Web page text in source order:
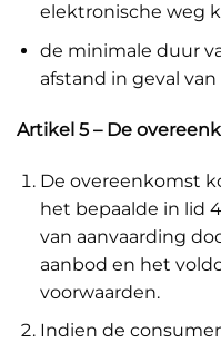
elektronische weg
de minimale duur
afstand in geval
Artikel 5 – De
De overeenkomst
het bepaalde in lid
van aanvaarding
aanbod en het
voorwaarden.
Indien de